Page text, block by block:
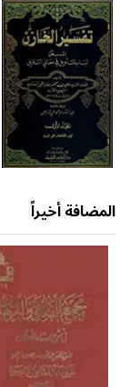
المضافة أخيراً